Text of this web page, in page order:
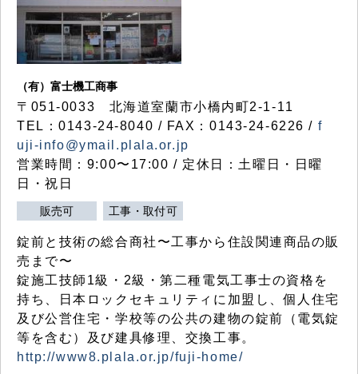
（有）富士機工商事
〒051-0033 北海道室蘭市小橋内町2-1-11
TEL：0143-24-8040 / FAX：0143-24-6226 / f
uji-info@ymail.plala.or.jp
営業時間：9:00〜17:00 / 定休日：土曜日・日曜
日・祝日
販売可 工事・取付可
錠前と技術の総合商社〜工事から住設関連商品の販
売まで〜
錠施工技師1級・2級・第二種電気工事士の資格を
持ち、日本ロックセキュリティに加盟し、個人住宅
及び公営住宅・学校等の公共の建物の錠前（電気錠
等を含む）及び建具修理、交換工事。
http://www8.plala.or.jp/fuji-home/